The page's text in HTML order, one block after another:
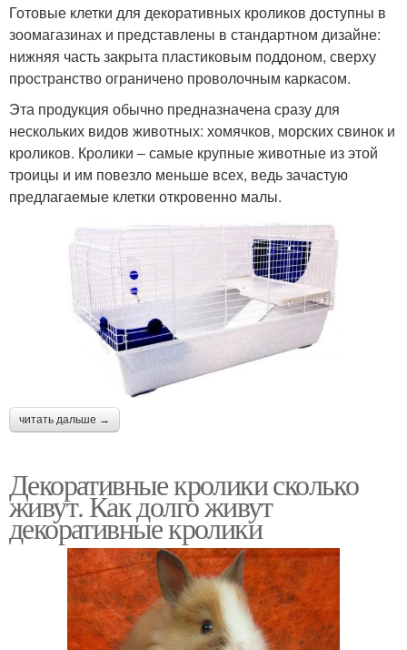
Готовые клетки для декоративных кроликов доступны в
зоомагазинах и представлены в стандартном дизайне:
нижняя часть закрыта пластиковым поддоном, сверху
пространство ограничено проволочным каркасом.
Эта продукция обычно предназначена сразу для
нескольких видов животных: хомячков, морских свинок и
кроликов. Кролики ‒ самые крупные животные из этой
троицы и им повезло меньше всех, ведь зачастую
предлагаемые клетки откровенно малы.
читать дальше →
Декоративные кролики сколько
живут. Как долго живут
декоративные кролики